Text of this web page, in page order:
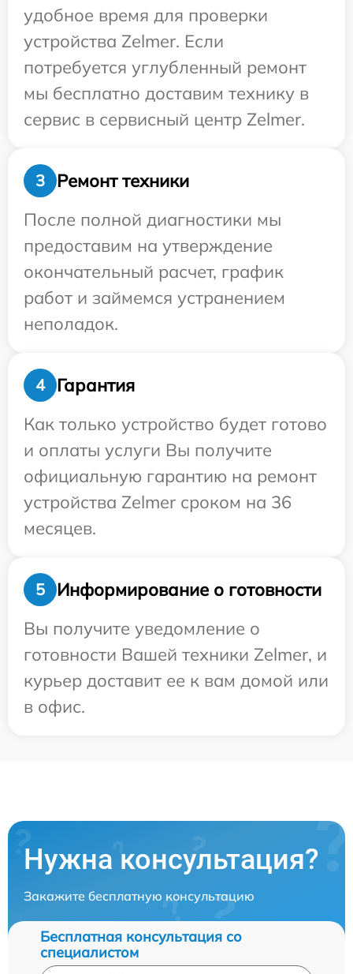
удобное время для проверки
устройства Zelmer. Если
потребуется углубленный ремонт
мы бесплатно доставим технику в
сервис в сервисный центр Zelmer.
3
Ремонт техники
После полной диагностики мы
предоставим на утверждение
окончательный расчет, график
работ и займемся устранением
неполадок.
4
Гарантия
Как только устройство будет готово
и оплаты услуги Вы получите
официальную гарантию на ремонт
устройства Zelmer сроком на 36
месяцев.
5
Информирование о готовности
Вы получите уведомление о
готовности Вашей техники Zelmer, и
курьер доставит ее к вам домой или
в офис.
Нужна консультация?
Закажите бесплатную консультацию
Бесплатная консультация со
специалистом